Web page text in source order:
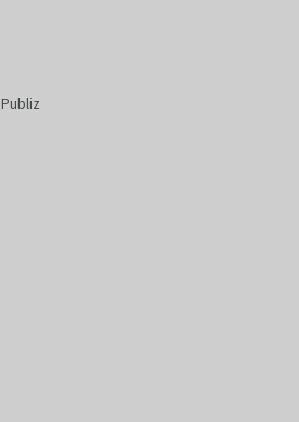
Publiz